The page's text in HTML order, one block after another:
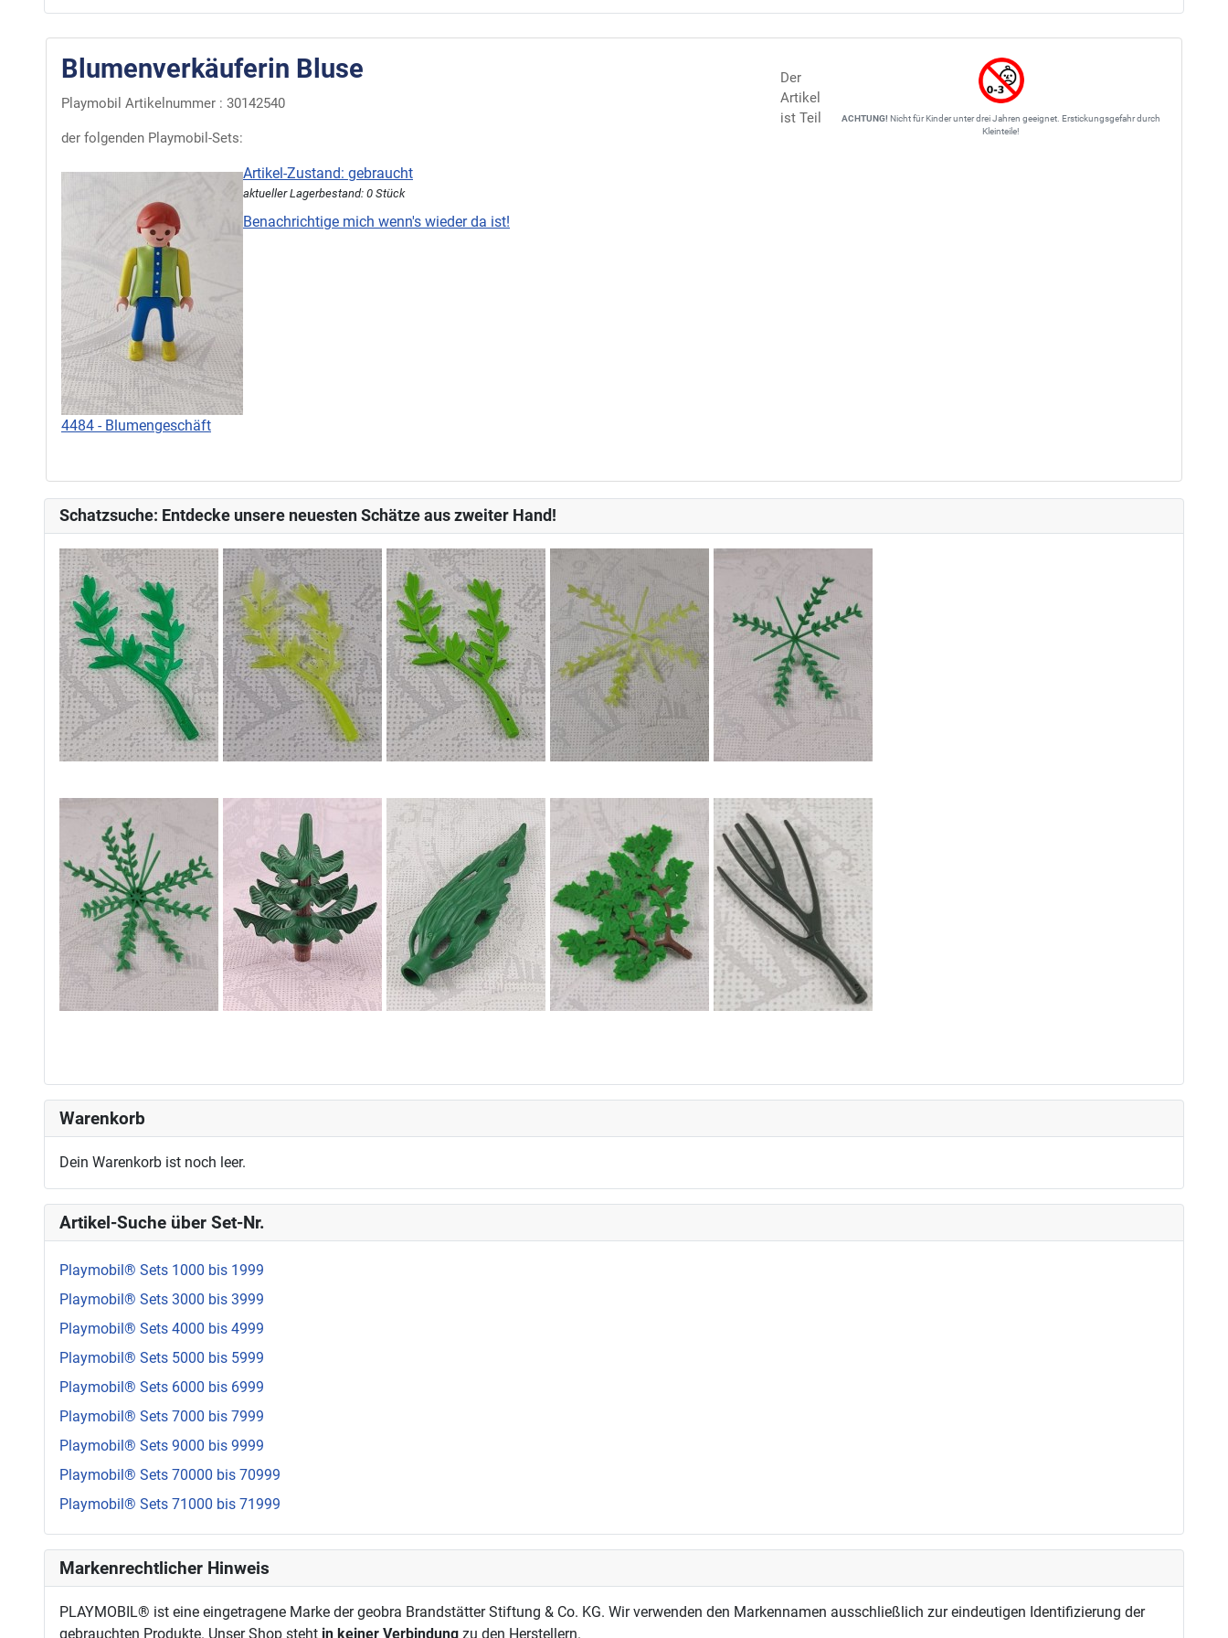
Blumenverkäuferin Bluse
Playmobil Artikelnummer : 30142540
ACHTUNG! Nicht für Kinder unter drei Jahren geeignet. Erstickungsgefahr durch
Kleinteile!
Artikel-Zustand: gebraucht
aktueller Lagerbestand: 0 Stück
Benachrichtige mich wenn's wieder da ist!
Der
Artikel
ist Teil
der folgenden Playmobil-Sets:
4484 - Blumengeschäft
Schatzsuche: Entdecke unsere neuesten Schätze aus zweiter Hand!
Warenkorb
Dein Warenkorb ist noch leer.
Artikel-Suche über Set-Nr.
Playmobil® Sets 1000 bis 1999
Playmobil® Sets 3000 bis 3999
Playmobil® Sets 4000 bis 4999
Playmobil® Sets 5000 bis 5999
Playmobil® Sets 6000 bis 6999
Playmobil® Sets 7000 bis 7999
Playmobil® Sets 9000 bis 9999
Playmobil® Sets 70000 bis 70999
Playmobil® Sets 71000 bis 71999
Markenrechtlicher Hinweis
PLAYMOBIL® ist eine eingetragene Marke der geobra Brandstätter Stiftung & Co. KG. Wir verwenden den Markennamen ausschließlich zur eindeutigen Identifizierung der
gebrauchten Produkte. Unser Shop steht in keiner Verbindung zu den Herstellern.